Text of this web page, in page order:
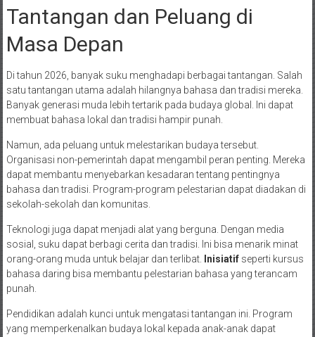
Tantangan dan Peluang di
Masa Depan
Di tahun 2026, banyak suku menghadapi berbagai tantangan. Salah
satu tantangan utama adalah hilangnya bahasa dan tradisi mereka.
Banyak generasi muda lebih tertarik pada budaya global. Ini dapat
membuat bahasa lokal dan tradisi hampir punah.
Namun, ada peluang untuk melestarikan budaya tersebut.
Organisasi non-pemerintah dapat mengambil peran penting. Mereka
dapat membantu menyebarkan kesadaran tentang pentingnya
bahasa dan tradisi. Program-program pelestarian dapat diadakan di
sekolah-sekolah dan komunitas.
Teknologi juga dapat menjadi alat yang berguna. Dengan media
sosial, suku dapat berbagi cerita dan tradisi. Ini bisa menarik minat
orang-orang muda untuk belajar dan terlibat. Inisiatifseperti kursus
bahasa daring bisa membantu pelestarian bahasa yang terancam
punah.
Pendidikan adalah kunci untuk mengatasi tantangan ini. Program
yang memperkenalkan budaya lokal kepada anak-anak dapat